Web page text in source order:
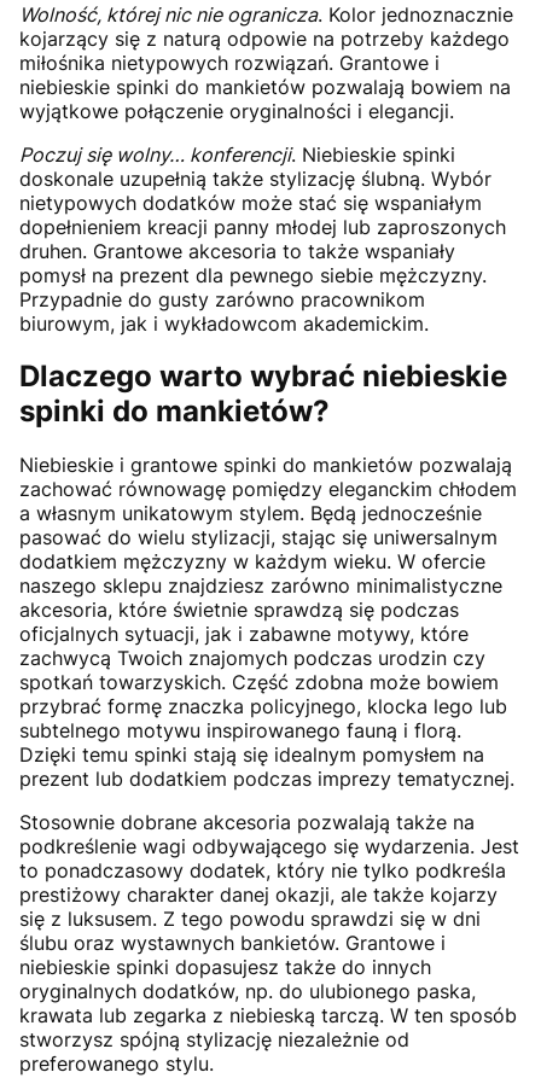
Wolność, której nic nie ogranicza. Kolor jednoznacznie
kojarzący się z naturą odpowie na potrzeby każdego
miłośnika nietypowych rozwiązań. Grantowe i
niebieskie spinki do mankietów pozwalają bowiem na
wyjątkowe połączenie oryginalności i elegancji.
Poczuj się wolny… konferencji. Niebieskie spinki
doskonale uzupełnią także stylizację ślubną. Wybór
nietypowych dodatków może stać się wspaniałym
dopełnieniem kreacji panny młodej lub zaproszonych
druhen. Grantowe akcesoria to także wspaniały
pomysł na prezent dla pewnego siebie mężczyzny.
Przypadnie do gusty zarówno pracownikom
biurowym, jak i wykładowcom akademickim.
Dlaczego warto wybrać niebieskie
spinki do mankietów?
Niebieskie i grantowe spinki do mankietów pozwalają
zachować równowagę pomiędzy eleganckim chłodem
a własnym unikatowym stylem. Będą jednocześnie
pasować do wielu stylizacji, stając się uniwersalnym
dodatkiem mężczyzny w każdym wieku. W ofercie
naszego sklepu znajdziesz zarówno minimalistyczne
akcesoria, które świetnie sprawdzą się podczas
oficjalnych sytuacji, jak i zabawne motywy, które
zachwycą Twoich znajomych podczas urodzin czy
spotkań towarzyskich. Część zdobna może bowiem
przybrać formę znaczka policyjnego, klocka lego lub
subtelnego motywu inspirowanego fauną i florą.
Dzięki temu spinki stają się idealnym pomysłem na
prezent lub dodatkiem podczas imprezy tematycznej.
Stosownie dobrane akcesoria pozwalają także na
podkreślenie wagi odbywającego się wydarzenia. Jest
to ponadczasowy dodatek, który nie tylko podkreśla
prestiżowy charakter danej okazji, ale także kojarzy
się z luksusem. Z tego powodu sprawdzi się w dni
ślubu oraz wystawnych bankietów. Grantowe i
niebieskie spinki dopasujesz także do innych
oryginalnych dodatków, np. do ulubionego paska,
krawata lub zegarka z niebieską tarczą. W ten sposób
stworzysz spójną stylizację niezależnie od
preferowanego stylu.